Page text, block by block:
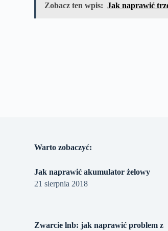
Zobacz ten wpis: Jak naprawić
Warto zobaczyć:
Jak naprawić akumulator żelowy
21 sierpnia 2018
Zwarcie lnb: jak naprawić problem z